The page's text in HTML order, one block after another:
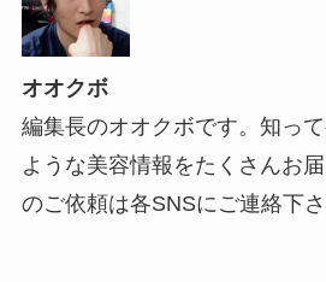
オオクボ
編集長のオオクボです。知っ
ような美容情報をたくさんお
のご依頼は各SNSにご連絡下さ